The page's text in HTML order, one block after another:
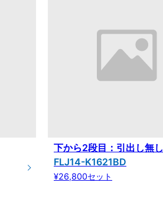
下から2段目：引出し無し
FLJ14-K1621BD
¥26,800セット